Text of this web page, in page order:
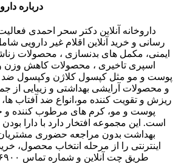
درباره
داروخانه آنلاین دکتر سحر احمدی
رسانی و خرید آنلاین اقلام غیر دارویی
ایمنی، مکمل های بدنسازی ، محصولات
اسپری تاخیری ، محصولات کاهش وزن
پوست و مو مثل کپسول کلاژن وکپسول
و محصولات آرایشی بهداشتی و زیبایی از
ریزش و تقویت کننده مو،انواع ضد آفتاب
پوست و مو، کرم های مرطوب کننده و
است. این مجموعه افتخار دارد با دارا
بهداشت بدون مراجعه حضوری
اینترنتی را از مرحله انتخاب محصول،